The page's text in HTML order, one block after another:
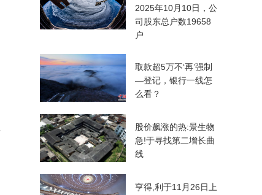
2025年10月10日，公
司股东总户数19658
户
取款超5万不‘再’强制
—登记，银行一线怎
么看？
股价飙涨的热:景生物
急!于寻找第二增长曲
线
亨得,利于11月26日上